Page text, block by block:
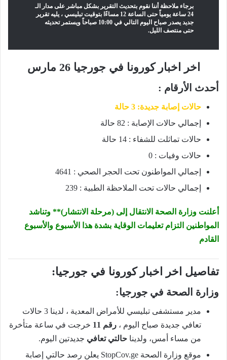
برجاء ملاحظة أننا نقوم بتحديث التقرير بشكل مباشر على مدار الـ
24 ساعة يومياً حتى الساعة 12 مساءًا بتوقيت تبليسي ، يليه تقرير
جديد يصدر صباح اليوم التالي في 10:00 صباحاً ويستمر تحديثه
حتى منتصف الليل.
اخر اخبار كورونا في جورجيا 26 مارس
أحدث الأرقام :
حالات إصابة جديدة: 3 حالة
إجمالي حالات الإصابة : 82 حالة
حالات تماثلت للشفاء : 14 حالة
حالات وفيات : 0
إجمالي المواطنون تحت الحجر الصحي : 4641
إجمالي حالات تحت الملاحظة الطبية : 239
أعلنت وزارة الصحة الانتقال إلى (مرحلة الانتشار)** وتناشد
المواطنين التزام تعليمات الوقاية بشدة هذا الأسبوع والأسبوع
القادم
تفاصيل اخر اخبار كورونا في جورجيا:
وزارة الصحة في جورجيا:
مدير مستشفى تبليسي للأمراض المعدية ، لدينا 3 حالات
تعافي جديدة صباح اليوم ، رقم 11
خرجت في ساعة متأخرة
من مساء أمس، ولدينا حالتي تعافي جديدتين اليوم.
موقع وزارة الصحة StopCov.ge يعلن رصد حالتي إصابة